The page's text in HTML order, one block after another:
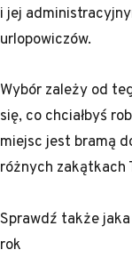
i jej
urlopowiczów.
Wybór zależy od
się, co chciałbyś
miejsc jest bramą
różnych zakątkach
Sprawdź także
rok